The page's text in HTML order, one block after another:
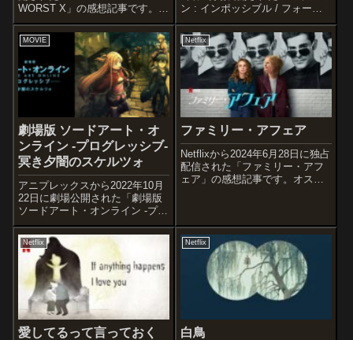
WORST X」の感想記事です。
「HiGH&LOW」×「クローズ」
「WORST」2大最強コンテンツ
のクロスオーバー作品
『HiGH&LOW THE WORST』
(2019)...
ン : インポッシブル / フォール
アウト」の感想記事です。言わ
ずと知れたブルース・ゲラーの
『スパイ大作戦』を原作とした
アクション大作シリーズである
『ミッション : インポッシ...
MOVIE
劇場版 ソードアート・オ
ンライン -プログレッシブ-
冥き夕闇のスケルツォ
アニプレックスから2022年10月
22日に劇場公開された「劇場版
ソードアート・オンライン -プロ
グレッシブ- 冥き夕闇のスケルツ
ォ」の感想記事です。アインク
ラッド第一層からの軌跡を深く
掘り下げていく、作者自身によ
るリブート・シリーズ『ソー...
Netflix
ファミリー・アフェア
Netflixから2024年6月28日に独占
配信された「ファミリー・アフ
ェア」の感想記事です。オスス
日々振り回されるだけでもうん
ざりなのに、彼が自分の母親と
Netflix
愛してるって言っておく
Netflix
白鳥